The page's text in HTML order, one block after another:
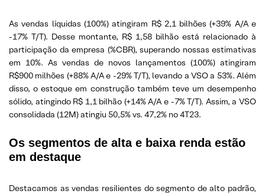
As vendas líquidas (100%) atingiram R$ 2,1 bilhões (+39% A/A e
-17% T/T). Desse montante, R$ 1,58 bilhão está relacionado à
participação da empresa (%CBR), superando nossas estimativas
em 10%. As vendas de novos lançamentos (100%) atingiram
R$900 milhões (+88% A/A e -29% T/T), levando a VSO a 53%. Além
disso, o estoque em construção também teve um desempenho
sólido, atingindo R$ 1,1 bilhão (+14% A/A e -7% T/T). Assim, a VSO
consolidada (12M) atingiu 50,5% vs. 47,2% no 4T23.
Os segmentos de alta e baixa renda estão
em destaque
Destacamos as vendas resilientes do segmento de alto padrão,